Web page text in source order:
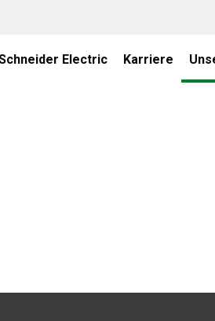
Electric Karriere